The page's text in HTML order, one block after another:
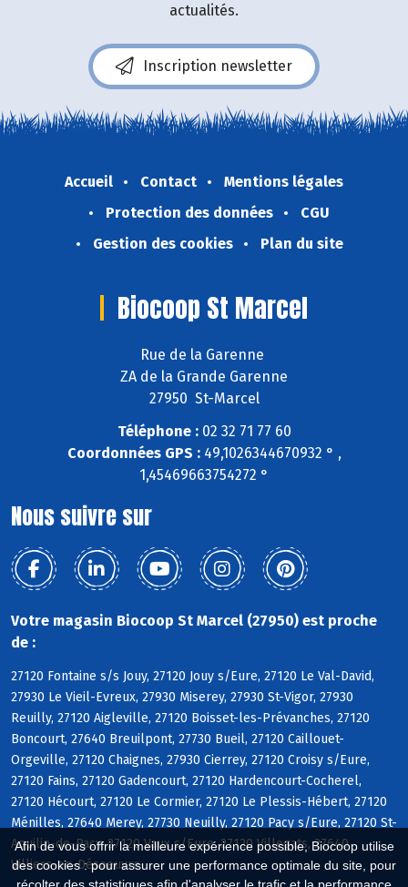
Afin de vous offrir la meilleure expérience possible, Biocoop utilise
des cookies : pour assurer une performance optimale du site, pour
actualités.
Inscription newsletter
Accueil Contact
Mentions légales
Protection des données
CGU
Gestion des cookies
Plan du site
Biocoop St Marcel
Rue de la Garenne
ZA de la Grande Garenne
27950 St-Marcel
Téléphone :02 32 71 77 60
Coordonnées GPS :49,1026344670932 ° ,
1,45469663754272 °
Nous suivre sur
Votre magasin Biocoop St Marcel (27950) est proche
de :
27120 Fontaine s/s Jouy, 27120 Jouy s/Eure, 27120 Le Val-David,
27930 Le Vieil-Evreux, 27930 Miserey, 27930 St-Vigor, 27930
Reuilly, 27120 Aigleville, 27120 Boisset-les-Prévanches, 27120
Boncourt, 27640 Breuilpont, 27730 Bueil, 27120 Caillouet-
Orgeville, 27120 Chaignes, 27930 Cierrey, 27120 Croisy s/Eure,
27120 Fains, 27120 Gadencourt, 27120 Hardencourt-Cocherel,
27120 Hécourt, 27120 Le Cormier, 27120 Le Plessis-Hébert, 27120
Ménilles, 27640 Merey, 27730 Neuilly, 27120 Pacy s/Eure, 27120 St-
Aquilin-de-Pacy, 27120 Vaux s/Eure, 27120 Villegats, 27640
Villiers-en-Désoeuvre